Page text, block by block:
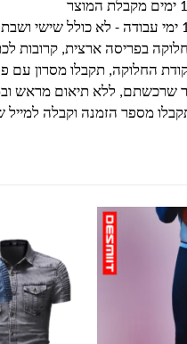
בפריסה ארצית, קרובות
החלוקה, תקבלו מסרון עם
שרכשתם, ללא תיאום מראש
מספר הזמנה וקבלה למייל